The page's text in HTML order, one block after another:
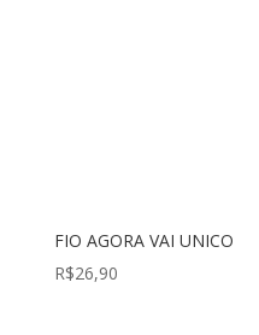
FIO AGORA VAI UNICO
R$26,90